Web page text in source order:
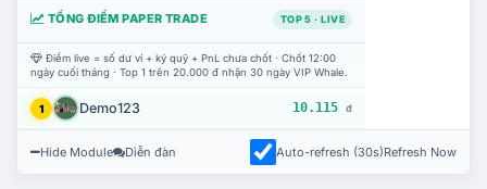
TỔNG ĐIỂM PAPER TRADE TOP 5 · LIVE
Điểm live = số dư ví + ký quỹ + PnL chưa chốt · Chốt 12:00
ngày cuối tháng · Top 1 trên 20.000 đ nhận 30 ngày VIP Whale.
1 Demo123 10.115 đ
Hide Module Diễn đàn Auto-refresh (30s)Refresh Now